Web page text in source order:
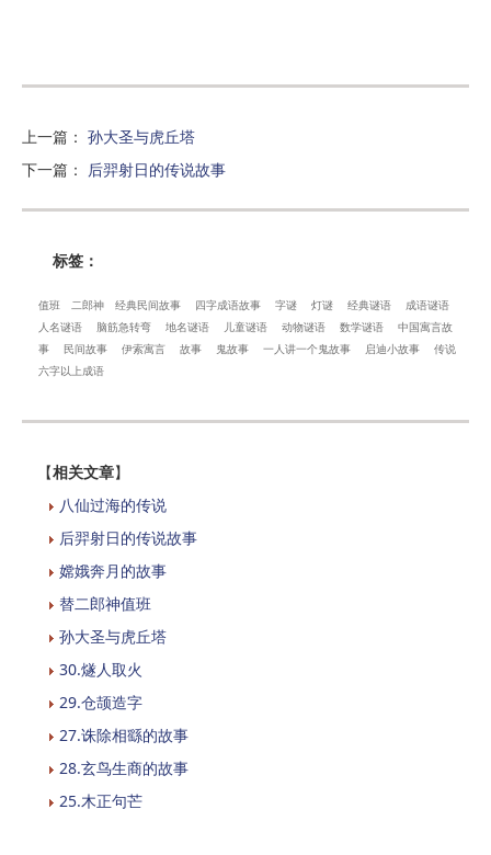
上一篇 ： 孙大圣与虎丘塔
下一篇 ： 后羿射日的传说故事
标签：
值班 二郎神 经典民间故事 四字成语故事 字谜 灯谜 经典谜语
成语谜语
人名谜语
脑筋急转弯 地名谜语 儿童谜语 动物谜语 数学谜语
中国寓言故
事
民间故事 伊索寓言 故事 鬼故事 一人讲一个鬼故事 启迪小故事
传说
六字以上成语
【相关文章】
八仙过海的传说
后羿射日的传说故事
嫦娥奔月的故事
替二郎神值班
孙大圣与虎丘塔
30.燧人取火
29.仓颉造字
27.诛除相繇的故事
28.玄鸟生商的故事
25.木正句芒